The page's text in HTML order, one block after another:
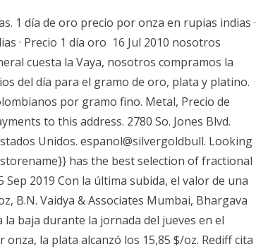
1 día de oro precio por onza en rupias indias ·
· Precio 1 día oro 16 Jul 2010 nosotros
cuesta la Vaya, nosotros compramos la
del día para el gramo de oro, plata y platino.
por gramo fino. Metal, Precio de
to this address. 2780 So. Jones Blvd.
Unidos. espanol@silvergoldbull. Looking
has the best selection of fractional
2019 Con la última subida, el valor de una
B.N. Vaidya & Associates Mumbai, Bhargava
la baja durante la jornada del jueves en el
la plata alcanzó los 15,85 $/oz. Rediff cita